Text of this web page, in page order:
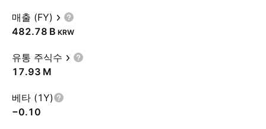
매출 (FY)
‪482.78 B‬ KRW
유통 주식수
‪17.93 M‬
베타 (1Y)
−0.10